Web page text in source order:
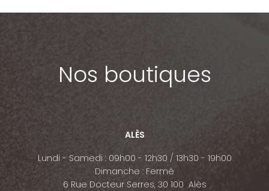
Nos boutiques
ALÈS
Lundi - Samedi : 09h00 - 12h30 / 13h30 - 19h00
Dimanche : Fermé
6 Rue Docteur Serres, 30 100 Alès